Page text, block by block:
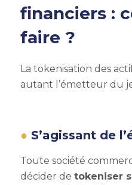
financiers :
faire ?
La tokenisation des
autant l’émetteur du
S’agissant de
Toute société
décider de tokeniser